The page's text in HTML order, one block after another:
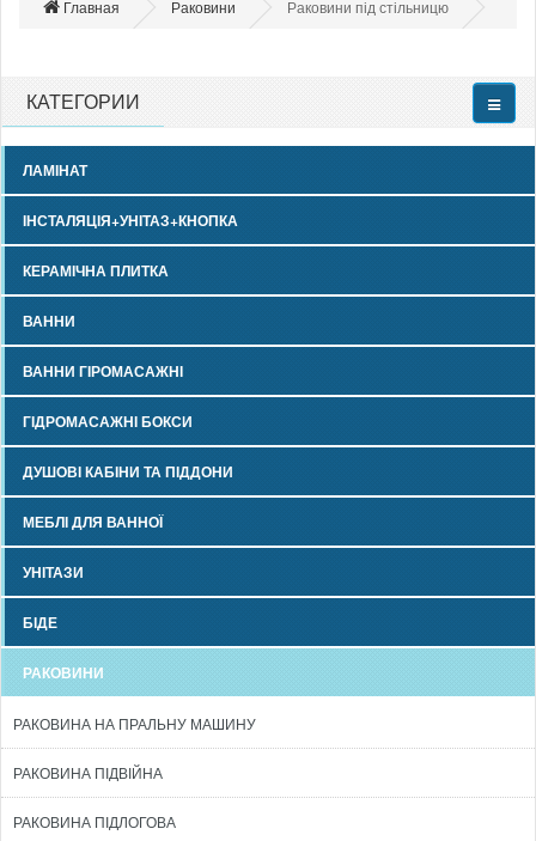
Главная Раковини Раковини під стільницю
КАТЕГОРИИ
ЛАМІНАТ
ІНСТАЛЯЦІЯ+УНІТАЗ+КНОПКА
КЕРАМІЧНА ПЛИТКА
ВАННИ
ВАННИ ГІРОМАСАЖНІ
ГІДРОМАСАЖНІ БОКСИ
ДУШОВІ КАБІНИ ТА ПІДДОНИ
МЕБЛІ ДЛЯ ВАННОЇ
УНІТАЗИ
БІДЕ
РАКОВИНИ
РАКОВИНА НА ПРАЛЬНУ МАШИНУ
РАКОВИНА ПІДВІЙНА
РАКОВИНА ПІДЛОГОВА